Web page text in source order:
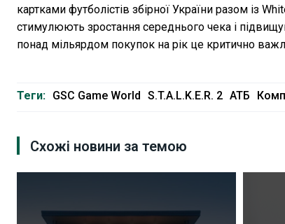
картками футболістів збірної України разом із
стимулюють зростання середнього чека і
понад мільярдом покупок на рік це критично
Теги: GSC Game World S.T.A.L.K.E.R. 2 АТБ
Схожі новини за темою